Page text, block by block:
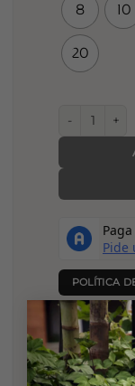
8 10
20
POLÍTICA
SKU:1181-25
Categorías:Lo
Etiqueta:Lo